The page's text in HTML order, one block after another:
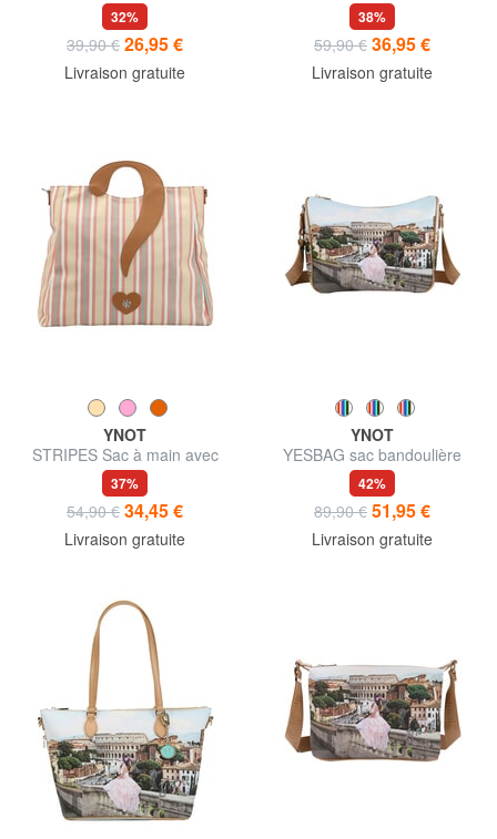
bandoulière
32%
39,90 € 26,95 €
Livraison gratuite
main
38%
59,90 € 36,95 €
Livraison gratuite
YNOT
STRIPES Sac à main avec
bandoulière
37%
54,90 € 34,45 €
Livraison gratuite
YNOT
YESBAG sac bandoulière
42%
89,90 € 51,95 €
Livraison gratuite